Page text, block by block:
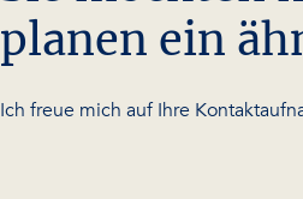
planen ein
Ich freue mich auf Ihre